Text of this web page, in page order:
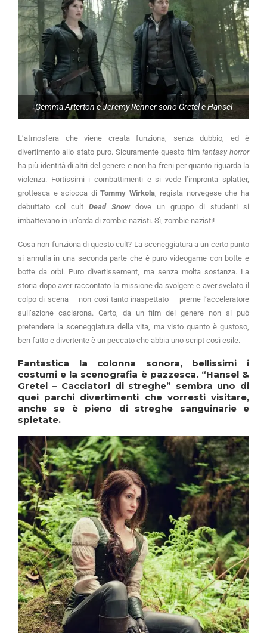
Gemma Arterton e Jeremy Renner sono Gretel e Hansel
L’atmosfera che viene creata funziona, senza dubbio, ed è
divertimento allo stato puro. Sicuramente questo film fantasy horror
ha più identità di altri del genere e non ha freni per quanto riguarda la
violenza. Fortissimi i combattimenti e si vede l’impronta splatter,
grottesca e sciocca diTommy Wirkola, regista norvegese che ha
debuttato col cult Dead Snowdove un gruppo di studenti si
imbattevano in un’orda di zombie nazisti. Sì, zombie nazisti!
Cosa non funziona di questo cult? La sceneggiatura a un certo punto
si annulla in una seconda parte che è puro videogame con botte e
botte da orbi. Puro divertissement, ma senza molta sostanza. La
storia dopo aver raccontato la missione da svolgere e aver svelato il
colpo di scena – non così tanto inaspettato – preme l’acceleratore
sull’azione caciarona. Certo, da un film del genere non si può
pretendere la sceneggiatura della vita, ma visto quanto è gustoso,
ben fatto e divertente è un peccato che abbia uno script così esile.
Fantastica la colonna sonora, bellissimi i
costumi e la scenografia è pazzesca. “Hansel &
Gretel – Cacciatori di streghe” sembra uno di
quei parchi divertimenti che vorresti visitare,
anche se è pieno di streghe sanguinarie e
spietate.